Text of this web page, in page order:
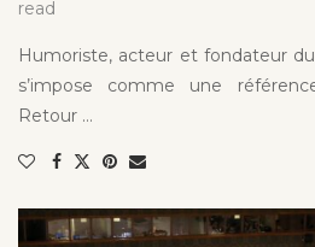
read
Humoriste, acteur et fondateur
s’impose comme une
Retour …